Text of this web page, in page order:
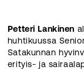
Petteri Lankinen
huhtikuussa
Satakunnan
erityis- ja